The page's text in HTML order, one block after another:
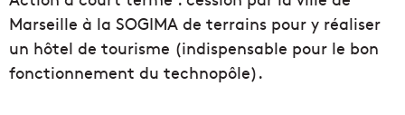
Marseille à la SOGIMA de terrains pour y réaliser
un hôtel de tourisme (indispensable pour le bon
fonctionnement du technopôle).